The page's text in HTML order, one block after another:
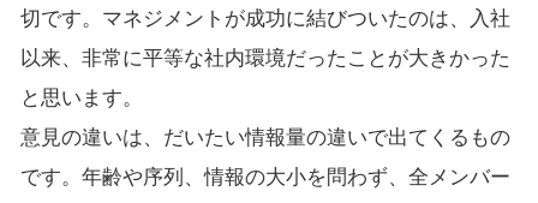
切です。マネジメントが成功に結びついたのは、入社
以来、非常に平等な社内環境だったことが大きかった
と思います。
意見の違いは、だいたい情報量の違いで出てくるもの
です。年齢や序列、情報の大小を問わず、全メンバー